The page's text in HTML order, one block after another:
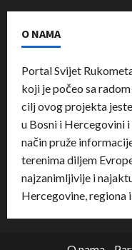
O NAMA
Portal Svijet
koji je počeo sa
cilj ovog projekta
u Bosni i Hercegovini
način pruže
terenima diljem
najzanimljivije i
Hercegovine, regiona